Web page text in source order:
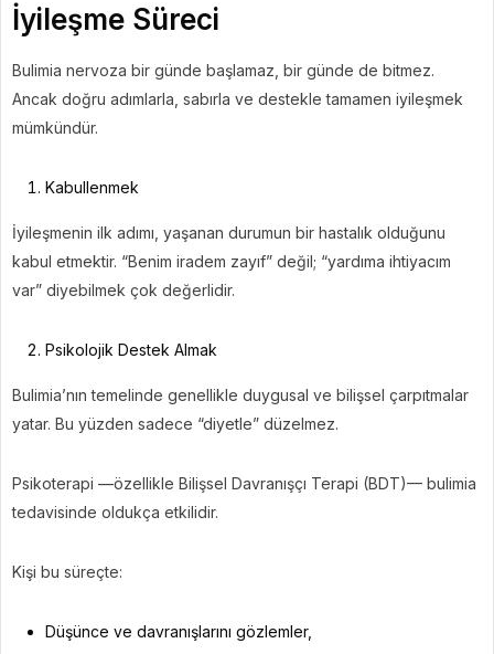
İyileşme Süreci
Bulimia nervoza bir günde başlamaz, bir günde de bitmez.
Ancak doğru adımlarla, sabırla ve destekle tamamen iyileşmek
mümkündür.
Kabullenmek
İyileşmenin ilk adımı, yaşanan durumun bir hastalık olduğunu
kabul etmektir. “Benim iradem zayıf” değil; “yardıma ihtiyacım
var” diyebilmek çok değerlidir.
Psikolojik Destek Almak
Bulimia’nın temelinde genellikle duygusal ve bilişsel çarpıtmalar
yatar. Bu yüzden sadece “diyetle” düzelmez.
Psikoterapi —özellikle Bilişsel Davranışçı Terapi (BDT)— bulimia
tedavisinde oldukça etkilidir.
Kişi bu süreçte:
Düşünce ve davranışlarını gözlemler,